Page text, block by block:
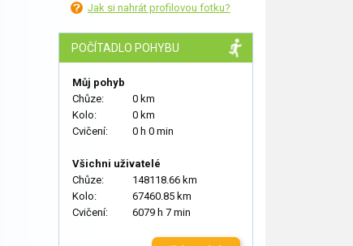
Jak si nahrát profilovou fotku?
POČÍTADLO POHYBU
Můj pohyb
Chůze:
0 km
Kolo:
0 km
Cvičení:
0 h 0 min
Všichni uživatelé
Chůze:
148118.66 km
Kolo:
67460.85 km
Cvičení:
6079 h 7 min